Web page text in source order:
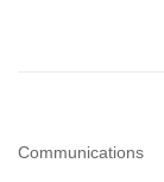
Communications